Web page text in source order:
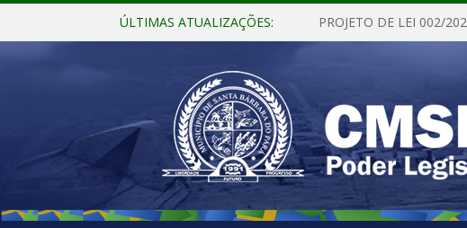
ÚLTIMAS ATUALIZAÇÕES: